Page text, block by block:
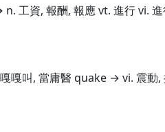
工資, 報酬, 報應 vt. 進行 vi.
叫, 當庸醫 quake → vi. 震動,